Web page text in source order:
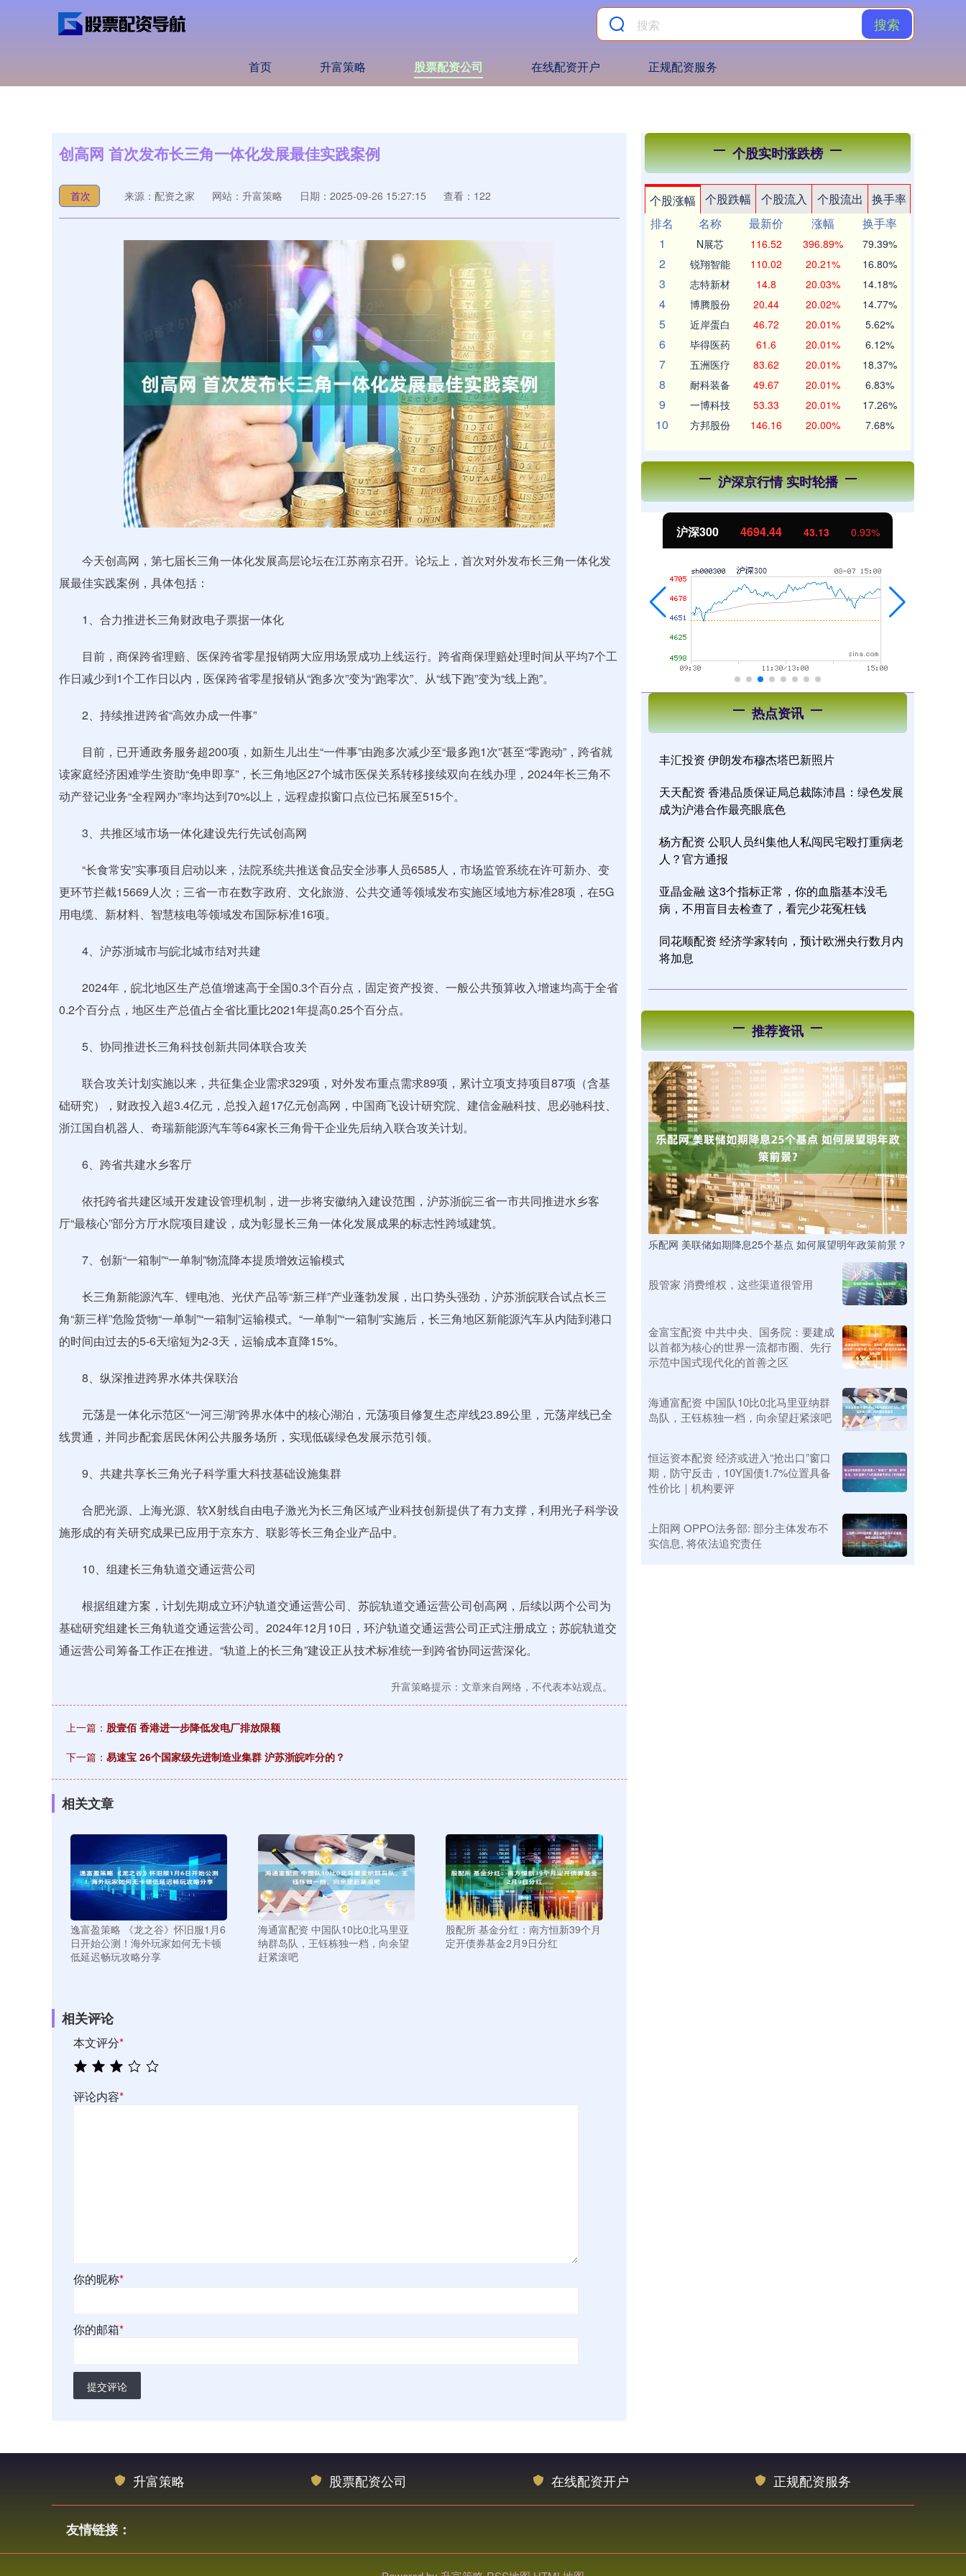
搜索
首页 升富策略 股票配资公司 在线配资开户 正规配资服务
创高网 首次发布长三角一体化发展最佳实践案例
首次 来源：配资之家 网站：升富策略 日期：2025-09-26 15:27:15 查看：122
今天创高网，第七届长三角一体化发展高层论坛在江苏南京召开。论坛上，首次对外发布长三角一体化发
展最佳实践案例，具体包括：
1、合力推进长三角财政电子票据一体化
目前，商保跨省理赔、医保跨省零星报销两大应用场景成功上线运行。跨省商保理赔处理时间从平均7个工
作日减少到1个工作日以内，医保跨省零星报销从“跑多次”变为“跑零次”、从“线下跑”变为“线上跑”。
2、持续推进跨省“高效办成一件事”
目前，已开通政务服务超200项，如新生儿出生“一件事”由跑多次减少至“最多跑1次”甚至“零跑动”，跨省就
读家庭经济困难学生资助“免申即享”，长三角地区27个城市医保关系转移接续双向在线办理，2024年长三角不
动产登记业务“全程网办”率均达到70%以上，远程虚拟窗口点位已拓展至515个。
3、共推区域市场一体化建设先行先试创高网
“长食常安”实事项目启动以来，法院系统共推送食品安全涉事人员6585人，市场监管系统在许可新办、变
更环节拦截15669人次；三省一市在数字政府、文化旅游、公共交通等领域发布实施区域地方标准28项，在5G
用电缆、新材料、智慧核电等领域发布国际标准16项。
4、沪苏浙城市与皖北城市结对共建
2024年，皖北地区生产总值增速高于全国0.3个百分点，固定资产投资、一般公共预算收入增速均高于全省
0.2个百分点，地区生产总值占全省比重比2021年提高0.25个百分点。
5、协同推进长三角科技创新共同体联合攻关
联合攻关计划实施以来，共征集企业需求329项，对外发布重点需求89项，累计立项支持项目87项（含基
础研究），财政投入超3.4亿元，总投入超17亿元创高网，中国商飞设计研究院、建信金融科技、思必驰科技、
浙江国自机器人、奇瑞新能源汽车等64家长三角骨干企业先后纳入联合攻关计划。
6、跨省共建水乡客厅
依托跨省共建区域开发建设管理机制，进一步将安徽纳入建设范围，沪苏浙皖三省一市共同推进水乡客
厅“最核心”部分方厅水院项目建设，成为彰显长三角一体化发展成果的标志性跨域建筑。
7、创新“一箱制”“一单制”物流降本提质增效运输模式
长三角新能源汽车、锂电池、光伏产品等“新三样”产业蓬勃发展，出口势头强劲，沪苏浙皖联合试点长三
角“新三样”危险货物“一单制”“一箱制”运输模式。“一单制”“一箱制”实施后，长三角地区新能源汽车从内陆到港口
的时间由过去的5-6天缩短为2-3天，运输成本直降15%。
8、纵深推进跨界水体共保联治
元荡是一体化示范区“一河三湖”跨界水体中的核心湖泊，元荡项目修复生态岸线23.89公里，元荡岸线已全
线贯通，并同步配套居民休闲公共服务场所，实现低碳绿色发展示范引领。
9、共建共享长三角光子科学重大科技基础设施集群
合肥光源、上海光源、软X射线自由电子激光为长三角区域产业科技创新提供了有力支撑，利用光子科学设
施形成的有关研究成果已应用于京东方、联影等长三角企业产品中。
10、组建长三角轨道交通运营公司
根据组建方案，计划先期成立环沪轨道交通运营公司、苏皖轨道交通运营公司创高网，后续以两个公司为
基础研究组建长三角轨道交通运营公司。2024年12月10日，环沪轨道交通运营公司正式注册成立；苏皖轨道交
通运营公司筹备工作正在推进。“轨道上的长三角”建设正从技术标准统一到跨省协同运营深化。
升富策略提示：文章来自网络，不代表本站观点。
上一篇： 股壹佰 香港进一步降低发电厂排放限额
下一篇： 易速宝 26个国家级先进制造业集群 沪苏浙皖咋分的？
相关文章
逸富盈策略 《龙之谷》怀旧服1月6
日开始公测！海外玩家如何无卡顿
低延迟畅玩攻略分享
海通富配资 中国队10比0北马里亚
纳群岛队，王钰栋独一档，向余望
赶紧滚吧
股配所 基金分红：南方恒新39个月
定开债券基金2月9日分红
相关评论
本文评分*
评论内容*
你的昵称*
你的邮箱*
提交评论
个股实时涨跌榜
个股涨幅 个股跌幅 个股流入 个股流出
换手率
排名
名称 最新价 涨幅
换手率
1
N展芯 116.52 396.89% 79.39%
2 锐翔智能 110.02 20.21% 16.80%
3 志特新材 14.8 20.03% 14.18%
4 博腾股份 20.44 20.02% 14.77%
5 近岸蛋白 46.72 20.01% 5.62%
6 毕得医药 61.6 20.01% 6.12%
7 五洲医疗 83.62 20.01% 18.37%
8 耐科装备 49.67 20.01% 6.83%
9 一博科技 53.33 20.01% 17.26%
10 方邦股份 146.16 20.00% 7.68%
沪深京行情 实时轮播
上证指数 3940.04 39.68 1.02% 深证成指 14311.01 200.89 沪深300 4694.44 43.13 0.93%
热点资讯
丰汇投资 伊朗发布穆杰塔巴新照片
天天配资 香港品质保证局总裁陈沛昌：绿色发展
成为沪港合作最亮眼底色
杨方配资 公职人员纠集他人私闯民宅殴打重病老
人？官方通报
亚晶金融 这3个指标正常，你的血脂基本没毛
病，不用盲目去检查了，看完少花冤枉钱
同花顺配资 经济学家转向，预计欧洲央行数月内
将加息
推荐资讯
乐配网 美联储如期降息25个基点 如何展望明年政策前景？
股管家 消费维权，这些渠道很管用
金富宝配资 中共中央、国务院：要建成
以首都为核心的世界一流都市圈、先行
示范中国式现代化的首善之区
海通富配资 中国队10比0北马里亚纳群
岛队，王钰栋独一档，向余望赶紧滚吧
恒运资本配资 经济或进入“抢出口”窗口
期，防守反击，10Y国债1.7%位置具备
性价比｜机构要评
上阳网 OPPO法务部: 部分主体发布不
实信息, 将依法追究责任
升富策略 股票配资公司 在线配资开户 正规配资服务
友情链接：